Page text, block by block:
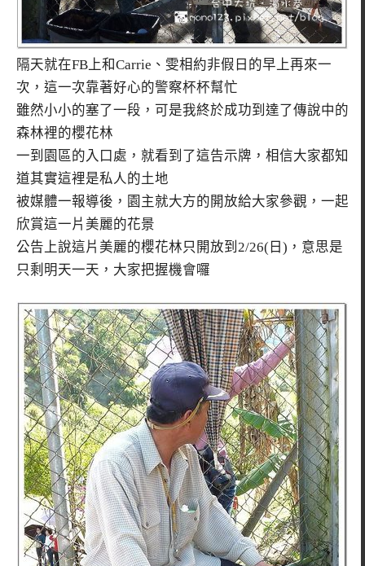
隔天就在FB上和Carrie、雯相約非假日的早上再來一
次，這一次靠著好心的警察杯杯幫忙
雖然小小的塞了一段，可是我終於成功到達了傳說中的
森林裡的櫻花林
一到園區的入口處，就看到了這告示牌，相信大家都知
道其實這裡是私人的土地
被媒體一報導後，園主就大方的開放給大家參觀，一起
欣賞這一片美麗的花景
公告上說這片美麗的櫻花林只開放到2/26(日)，意思是
只剩明天一天，大家把握機會囉